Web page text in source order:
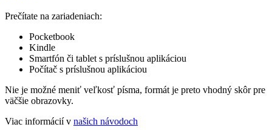
Prečítate na zariadeniach:
Pocketbook
Kindle
Smartfón či tablet s príslušnou aplikáciou
Počítač s príslušnou aplikáciou
Nie je možné meniť veľkosť písma, formát je preto vhodný skôr pre
väčšie obrazovky.
Viac informácií v našich návodoch